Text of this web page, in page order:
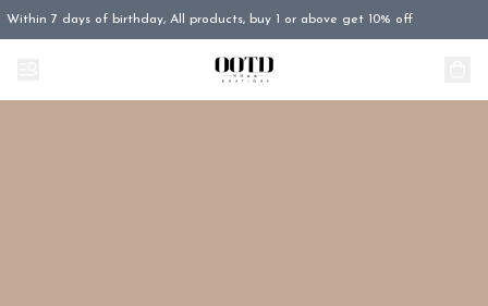
Within 7 days of birthday, All products, buy 1 or above get 10% off